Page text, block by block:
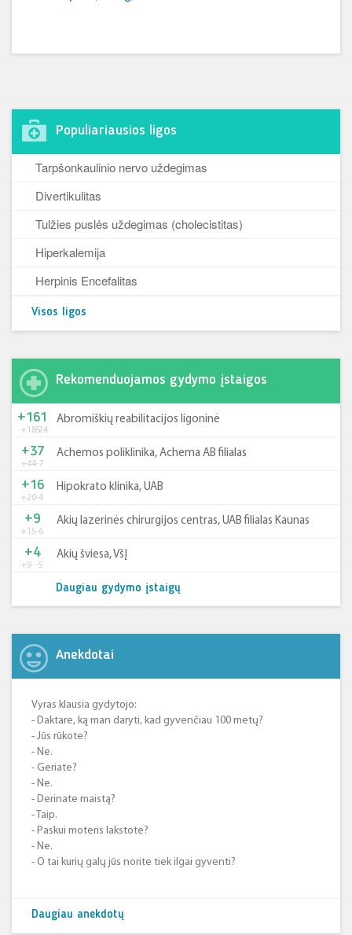
Populiariausios ligos
Tarpšonkaulinio nervo uždegimas
Divertikulitas
Tulžies puslės uždegimas (cholecistitas)
Hiperkalemija
Herpinis Encefalitas
Visos ligos
Rekomenduojamos gydymo įstaigos
+185-24
+161 Abromiškių reabilitacijos ligoninė
+44-7
+37 Achemos poliklinika, Achema AB filialas
+20-4
+16 Hipokrato klinika, UAB
+15-6
+9 Akių lazerinės chirurgijos centras, UAB filialas Kaunas
+9 -5
+4 Akių šviesa, VšĮ
Daugiau gydymo įstaigų
Anekdotai
Vyras klausia gydytojo:
- Daktare, ką man daryti, kad gyvenčiau 100 metų?
- Jūs rūkote?
- Ne.
- Geriate?
- Ne.
- Derinate maistą?
- Taip.
- Paskui moteris lakstote?
- Ne.
- O tai kurių galų jūs norite tiek ilgai gyventi?
Daugiau anekdotų